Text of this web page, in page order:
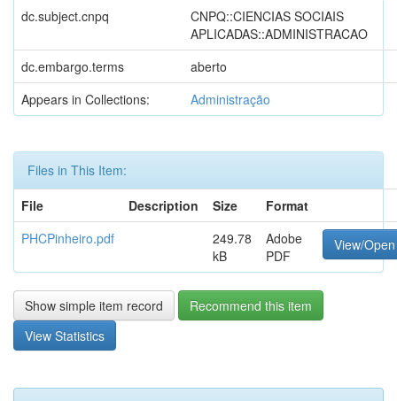
dc.subject.cnpq
CNPQ::CIENCIAS SOCIAIS
APLICADAS::ADMINISTRACAO
dc.embargo.terms
aberto
Appears in Collections:
Administração
Files in This Item:
File
Description Size
Format
PHCPinheiro.pdf
249.78
kB
Adobe
PDF
View/Open
Show simple item record
Recommend this item
View Statistics